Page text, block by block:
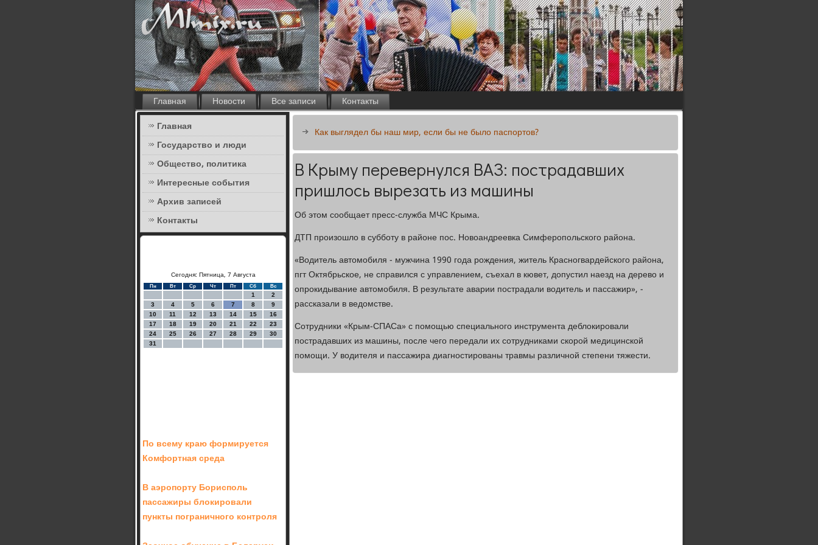
Главная Новости Все записи
Контакты
Главная
Государство и люди
Общество, политика
Интересные события
Архив записей
Контакты
Сегодня: Пятница, 7 Августа
Пн Вт Ср Чт Пт Сб Вс
1
2
3
4 5 6 7 8
9
10
11 12 13 14 15
16
17
18 19 20 21 22
23
24
25 26 27 28 29
30
31
По всему краю формируется
Комфортная среда
В аэропорту Борисполь
пассажиры блокировали
пункты пограничного контроля
Как выглядел бы наш мир, если бы не было паспортов?
В Крыму перевернулся ВАЗ: пострадавших
пришлось вырезать из машины
Об этом сообщает пресс-служба МЧС Крыма.
ДТП произошло в субботу в районе пос. Новоандреевка Симферопольского района.
«Водитель автомобиля - мужчина 1990 года рождения, житель Красногвардейского района,
пгт Октябрьское, не справился с управлением, съехал в кювет, допустил наезд на дерево и
опрокидывание автомобиля. В результате аварии пострадали водитель и пассажир», -
рассказали в ведомстве.
Сотрудники «Крым-СПАСа» с помощью специального инструмента деблокировали
пострадавших из машины, после чего передали их сотрудниками скорой медицинской
помощи. У водителя и пассажира диагностированы травмы различной степени тяжести.